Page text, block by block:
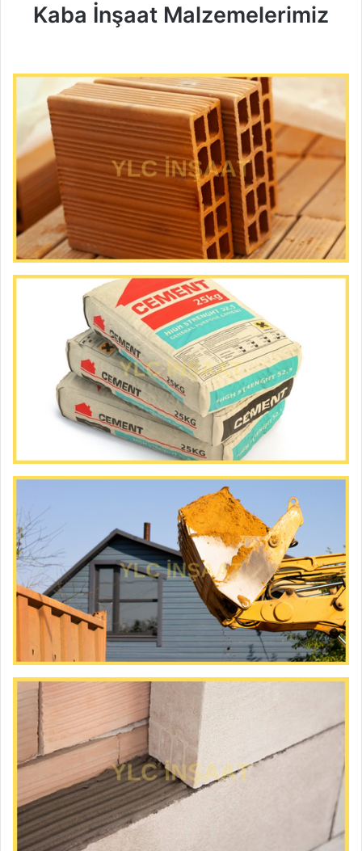
Kaba İnşaat Malzemelerimiz